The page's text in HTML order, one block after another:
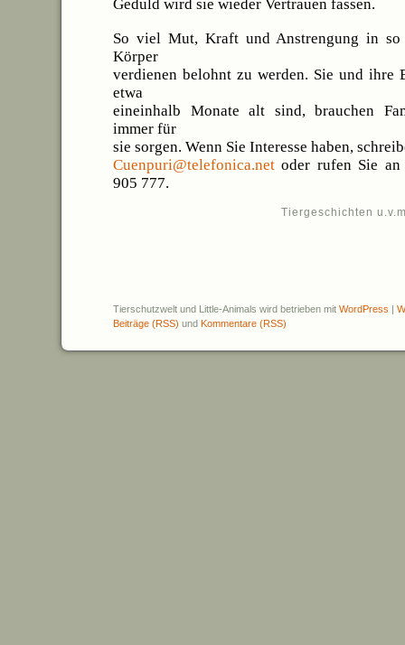
Geduld wird sie wieder Vertrauen fassen.
So viel Mut, Kraft und Anstrengung in so
Körper
verdienen belohnt zu werden. Sie und ihre
etwa
eineinhalb Monate alt sind, brauchen
immer für
sie sorgen. Wenn Sie Interesse haben,
Cuenpuri@telefonica.net oder rufen Sie
905 777.
Tiergeschichten
Tierschutzwelt und Little-Animals wird betrieben mit WordPress |
Beiträge (RSS) und Kommentare (RSS)